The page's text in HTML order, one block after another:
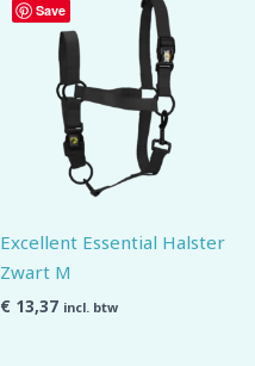
Save
Excellent Essential Halster
Zwart M
€ 13,37 incl. btw